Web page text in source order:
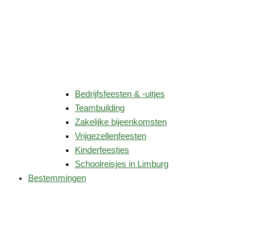
Bedrijfsfeesten & -uitjes
Teambuilding
Zakelijke bijeenkomsten
Vrijgezellenfeesten
Kinderfeestjes
Schoolreisjes in Limburg
Bestemmingen